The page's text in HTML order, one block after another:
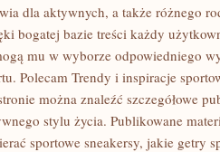
dla aktywnych, a także różnego
bogatej bazie treści każdy
mu w wyborze odpowiedniego
Polecam Trendy i inspiracje
można znaleźć szczegółowe
stylu życia. Publikowane
sportowe sneakersy, jakie getry